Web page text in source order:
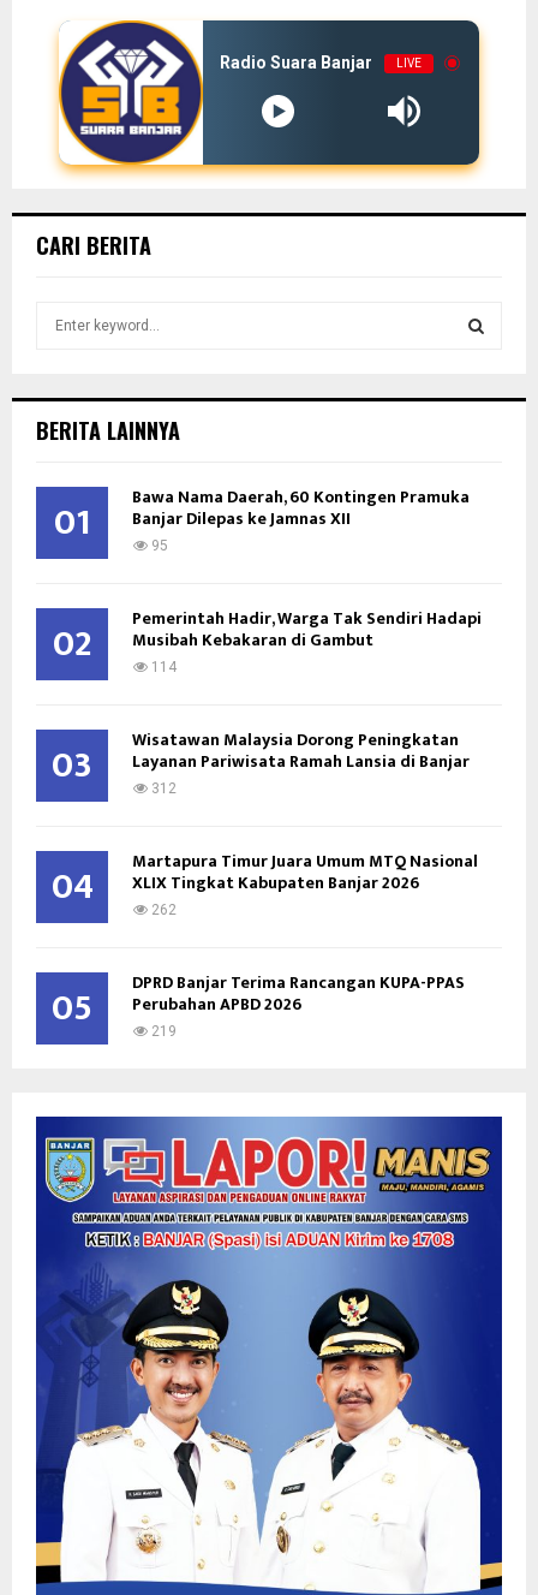
Radio Suara Banjar LIVE
CARI BERITA
h
o
H
BERITA LAINNYA
01 Bawa Nama Daerah, 60 Kontingen Pramuka
Banjar Dilepas ke Jamnas XII
95
02 Pemerintah Hadir, Warga Tak Sendiri Hadapi
Musibah Kebakaran di Gambut
114
03 Wisatawan Malaysia Dorong Peningkatan
Layanan Pariwisata Ramah Lansia di Banjar
312
04 Martapura Timur Juara Umum MTQ Nasional
XLIX Tingkat Kabupaten Banjar 2026
262
05 DPRD Banjar Terima Rancangan KUPA-PPAS
Perubahan APBD 2026
219